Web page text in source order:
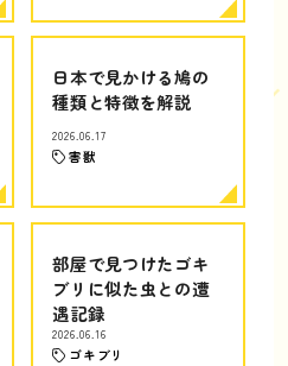
日本で見かける鳩の
種類と特徴を解説
2026.06.17
害獣
部屋で見つけたゴキ
ブリに似た虫との遭
遇記録
2026.06.16
ゴキブリ